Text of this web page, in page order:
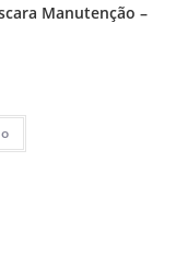
Manutenção –